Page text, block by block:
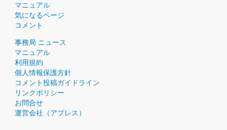
マニュアル
気になるページ
コメント
事務局 ニュース
マニュアル
利用規約
個人情報保護方針
コメント投稿ガイドライン
リンクポリシー
お問合せ
運営会社（アプレス）